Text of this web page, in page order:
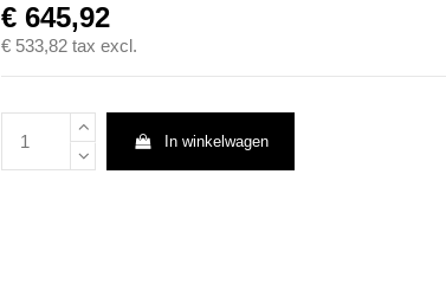
€ 645,92
€ 533,82 tax excl.
In winkelwagen